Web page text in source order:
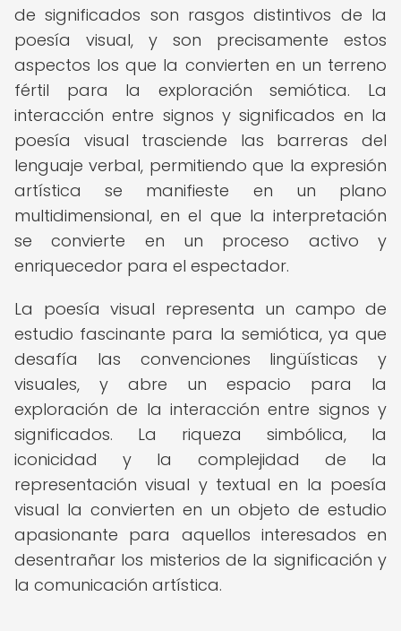
de significados son rasgos distintivos de la
poesía visual, y son precisamente estos
aspectos los que la convierten en un terreno
fértil para la exploración semiótica. La
interacción entre signos y significados en la
poesía visual trasciende las barreras del
lenguaje verbal, permitiendo que la expresión
artística se manifieste en un plano
multidimensional, en el que la interpretación
se convierte en un proceso activo y
enriquecedor para el espectador.
La poesía visual representa un campo de
estudio fascinante para la semiótica, ya que
desafía las convenciones lingüísticas y
visuales, y abre un espacio para la
exploración de la interacción entre signos y
significados. La riqueza simbólica, la
iconicidad y la complejidad de la
representación visual y textual en la poesía
visual la convierten en un objeto de estudio
apasionante para aquellos interesados en
desentrañar los misterios de la significación y
la comunicación artística.